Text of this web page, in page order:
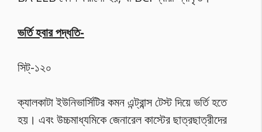
ভর্তি হবার পদ্ধতি-
সিট্-১২০
ক্যালকাটা ইউনিভার্সিটির কমন এন্ট্রান্স টেস্ট দিয়ে ভর্তি হতে
হয়। এবং উচ্চমাধ্যমিকে জেনারেল কাস্টের ছাত্রছাত্রীদের